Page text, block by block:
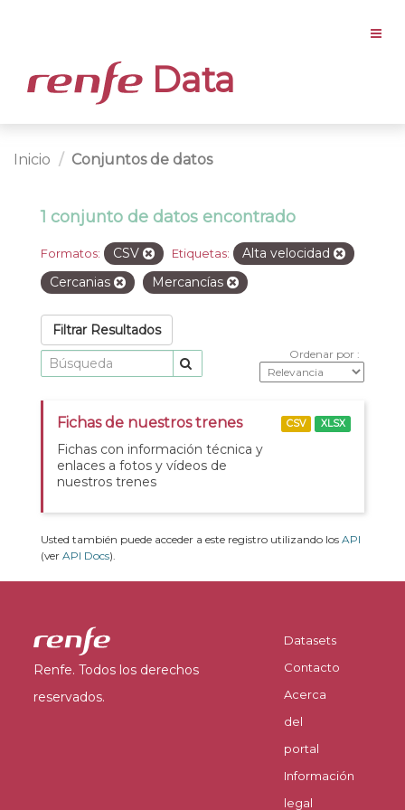
Data
Inicio Conjuntos de datos
1 conjunto de datos encontrado
Formatos: CSV Etiquetas:
Alta velocidad
Cercanias
Mercancías
Filtrar Resultados
Ordenar por
Fichas de nuestros trenes
Fichas con información técnica y
enlaces a fotos y vídeos de
nuestros trenes
CSV XLSX
Usted también puede acceder a este registro utilizando los API
(ver API Docs).
Renfe. Todos los derechos
reservados.
Datasets
Contacto
Acerca
del
portal
Información
legal